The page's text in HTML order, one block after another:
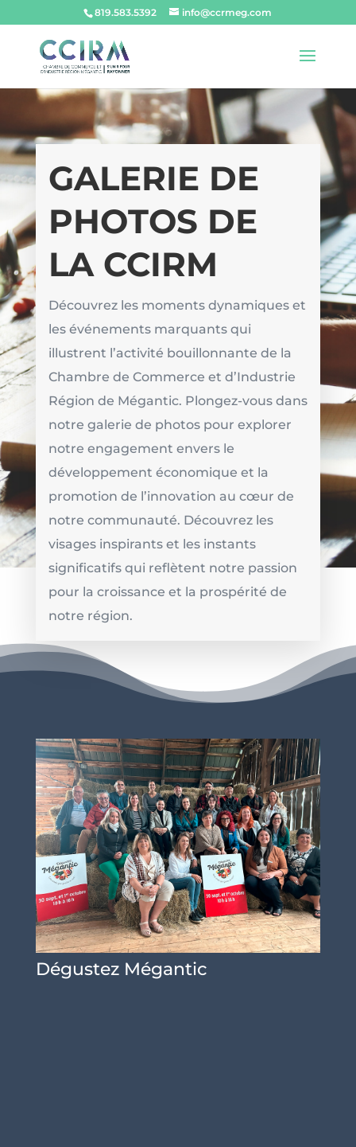
819.583.5392 info@ccrmeg.com
GALERIE DE
PHOTOS DE
LA CCIRM
Découvrez les moments dynamiques et
les événements marquants qui
illustrent l’activité bouillonnante de la
Chambre de Commerce et d’Industrie
Région de Mégantic. Plongez-vous dans
notre galerie de photos pour explorer
notre engagement envers le
développement économique et la
promotion de l’innovation au cœur de
notre communauté. Découvrez les
visages inspirants et les instants
significatifs qui reflètent notre passion
pour la croissance et la prospérité de
notre région.
Dégustez Mégantic